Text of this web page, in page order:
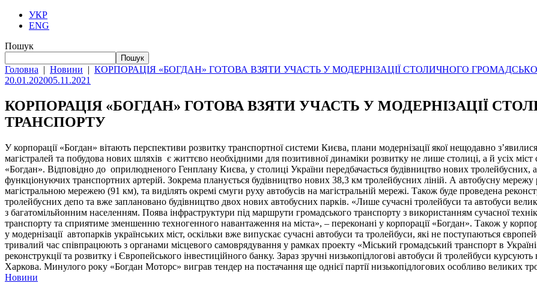
УКР
ENG
Пошук
Пошук
Головна | Новини | КОРПОРАЦІЯ «БОГДАН» ГОТОВА ВЗЯТИ УЧАСТЬ У МОДЕРНІЗАЦІЇ СТОЛИЧНОГО
20.01.202005.11.2021
КОРПОРАЦІЯ «БОГДАН» ГОТОВА ВЗЯТИ УЧАСТЬ У МОДЕРНІЗАЦІЇ
ТРАНСПОРТУ
У корпорації «Богдан» вітають перспективи розвитку транспортної системи Києва, плани модернізації якої нещодавно
магістралей та побудова нових шляхів є життєво необхідними для позитивної динаміки розвитку не лише столиці, а й усіх міст
«Богдан». Відповідно до оприлюдненого Генплану Києва, у столиці України передбачається будівництво нових тролейбусних,
функціонуючих транспортних артерій. Зокрема планується будівництво нових 38,3 км тролейбусних ліній. А автобусну
магістральною мережею (91 км), та виділять окремі смуги руху автобусів на магістральній мережі. Також буде проведена
тролейбусних депо та вже заплановано будівництво двох нових автобусних парків. «Лише сучасні тролейбуси та автобуси
з багатомільйонним населенням. Поява інфраструктури під маршрути громадського транспорту з використанням сучасної
транспорту та сприятиме зменшенню техногенного навантаження на міста», – переконані у корпорації «Богдан». Також у
у модернізації автопарків українських міст, оскільки вже випускає сучасні автобуси та тролейбуси, які не поступаються
тривалий час співпрацюють з органами місцевого самоврядування у рамках проекту «Міський громадський транспорт в
реконструкції та розвитку і Європейського інвестиційного банку. Зараз зручні низькопідлогові автобуси й тролейбуси
Харкова. Минулого року «Богдан Моторс» виграв тендер на постачання ще однієї партії низькопідлогових особливо великих
Новини